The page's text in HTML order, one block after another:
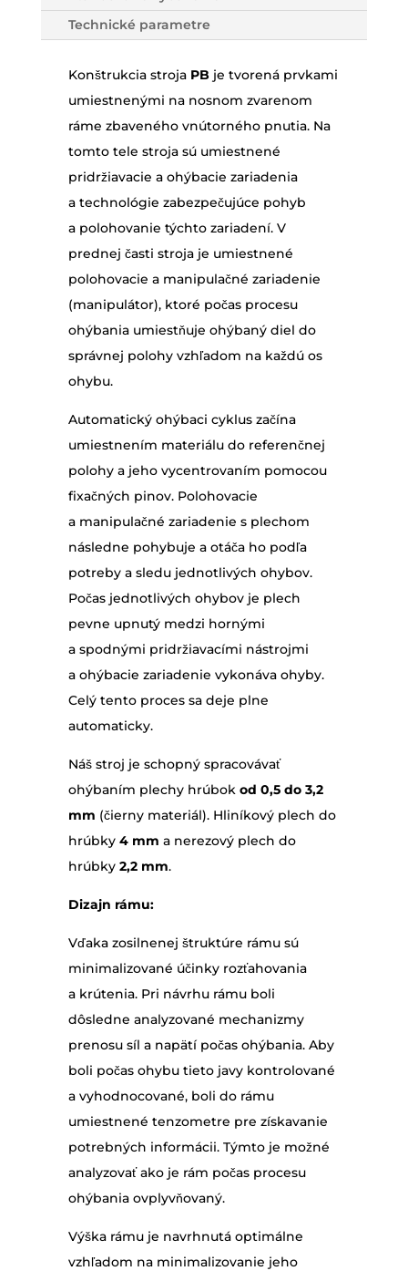
Technické parametre
Konštrukcia stroja PBje tvorená prvkami
umiestnenými na nosnom zvarenom
ráme zbaveného vnútorného pnutia. Na
tomto tele stroja sú umiestnené
pridržiavacie a ohýbacie zariadenia
a technológie zabezpečujúce pohyb
a polohovanie týchto zariadení. V
prednej časti stroja je umiestnené
polohovacie a manipulačné zariadenie
(manipulátor), ktoré počas procesu
ohýbania umiestňuje ohýbaný diel do
správnej polohy vzhľadom na každú os
ohybu.
Automatický ohýbaci cyklus začína
umiestnením materiálu do referenčnej
polohy a jeho vycentrovaním pomocou
fixačných pinov. Polohovacie
a manipulačné zariadenie s plechom
následne pohybuje a otáča ho podľa
potreby a sledu jednotlivých ohybov.
Počas jednotlivých ohybov je plech
pevne upnutý medzi hornými
a spodnými pridržiavacími nástrojmi
a ohýbacie zariadenie vykonáva ohyby.
Celý tento proces sa deje plne
automaticky.
Náš stroj je schopný spracovávať
ohýbaním plechy hrúbok od 0,5 do 3,2
mm (čierny materiál). Hliníkový plech do
hrúbky 4 mm a nerezový plech do
hrúbky 2,2 mm.
Dizajn rámu:
Vďaka zosilnenej štruktúre rámu sú
minimalizované účinky rozťahovania
a krútenia. Pri návrhu rámu boli
dôsledne analyzované mechanizmy
prenosu síl a napätí počas ohýbania. Aby
boli počas ohybu tieto javy kontrolované
a vyhodnocované, boli do rámu
umiestnené tenzometre pre získavanie
potrebných informácii. Týmto je možné
analyzovať ako je rám počas procesu
ohýbania ovplyvňovaný.
Výška rámu je navrhnutá optimálne
vzhľadom na minimalizovanie jeho